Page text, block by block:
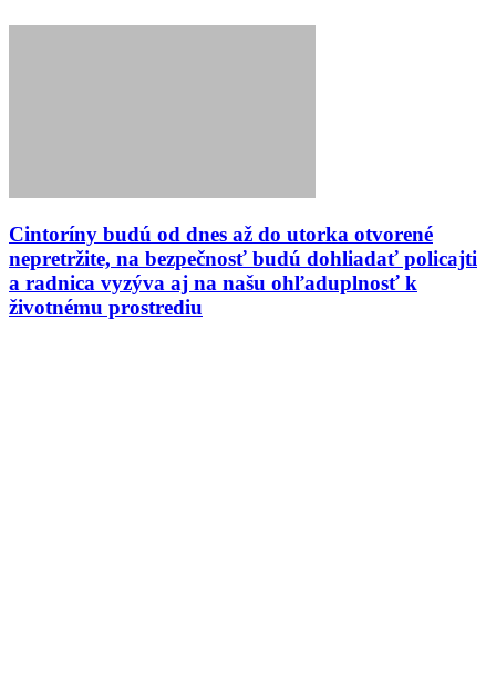
Cintoríny budú od dnes až do utorka otvorené
nepretržite, na bezpečnosť budú dohliadať policajti
a radnica vyzýva aj na našu ohľaduplnosť k
životnému prostrediu